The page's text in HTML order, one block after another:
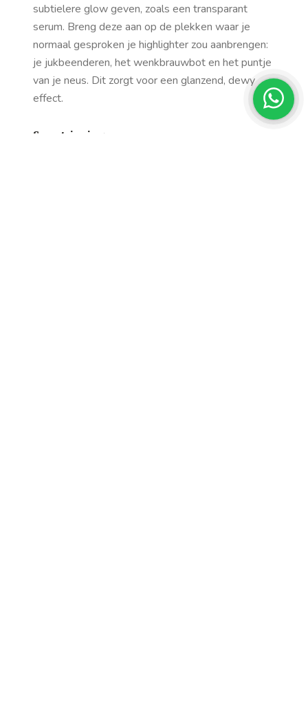
subtielere glow geven, zoals een transparant
serum. Breng deze aan op de plekken waar je
normaal gesproken je highlighter zou aanbrengen:
je jukbeenderen, het wenkbrauwbot en het puntje
van je neus. Dit zorgt voor een glanzend, dewy
effect.
Sun stripping